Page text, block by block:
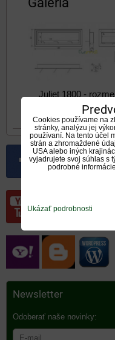
Juliet 1800 -
Newsletter
Odoberať naše novinky:
Cookies používame na
stránky, analýzu jej
používaní. Na tento účel
strán a zhromaždené
USA alebo iných
vyjadrujete svoj súhlas s
podrobné
Ukázať podrobnosti